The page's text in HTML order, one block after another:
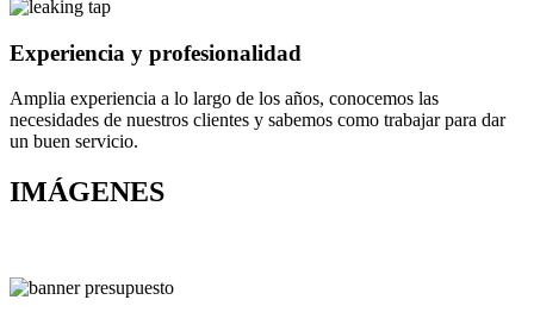
Experiencia y profesionalidad
Amplia experiencia a lo largo de los años, conocemos las
necesidades de nuestros clientes y sabemos como trabajar para dar
un buen servicio.
IMÁGENES